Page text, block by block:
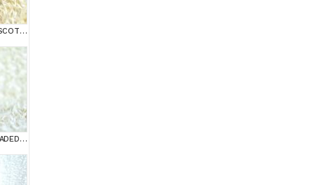
TOPAÇ KAFA GOLDEN SCOTTİSH FOLD
MUHTEŞEM SİLVER SHADED SCOTTİSH FOLD